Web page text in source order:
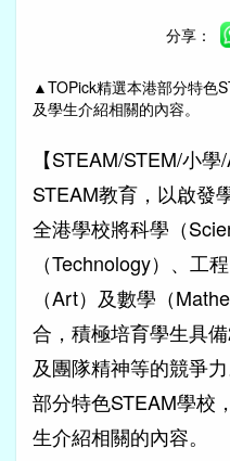
分享：
▲TOPick精選本港部分特色
及學生介紹相關的內容。
【STEAM/STEM/小
STEAM教育，以啟發
全港學校將科學（
（Technology）、工
（Art）及數學（
合，積極培育學生具
及團隊精神等的競爭
部分特色STEAM學校
生介紹相關的內容。